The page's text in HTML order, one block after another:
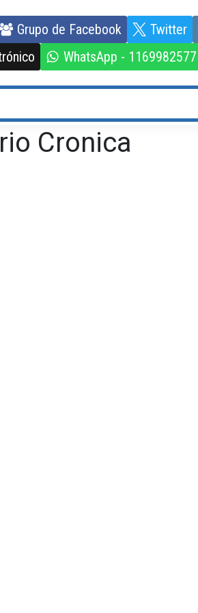
Grupo de Facebook Twitter
WhatsApp - 1169982577
Cronica